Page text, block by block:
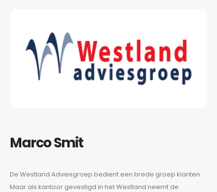
Marco Smit
De Westland Adviesgroep bedient een brede groep klanten.
Maar als kantoor gevestigd in het Westland neemt de